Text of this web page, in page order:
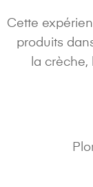
Cette
produits
la crèche,